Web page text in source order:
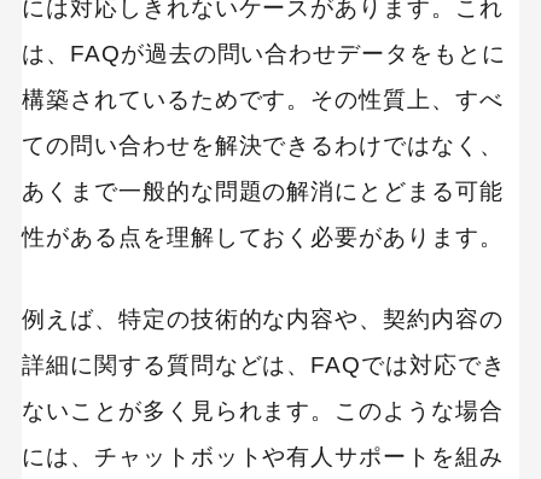
には対応しきれないケースがあります。これ
は、FAQが過去の問い合わせデータをもとに
構築されているためです。その性質上、すべ
ての問い合わせを解決できるわけではなく、
あくまで一般的な問題の解消にとどまる可能
性がある点を理解しておく必要があります。
例えば、特定の技術的な内容や、契約内容の
詳細に関する質問などは、FAQでは対応でき
ないことが多く見られます。このような場合
には、チャットボットや有人サポートを組み